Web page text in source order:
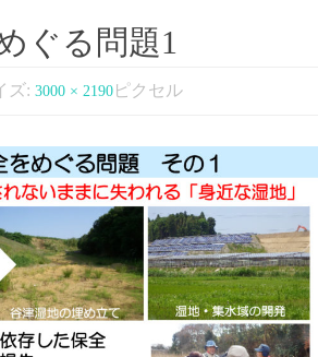
ぐる問題1
ズ:3000 × 2190 ピクセル